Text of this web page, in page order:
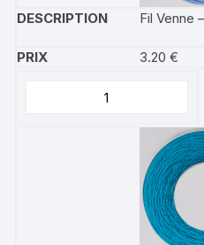
Fil Venne
3.20€